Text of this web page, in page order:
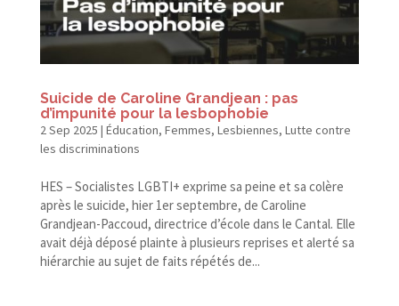
Suicide de Caroline Grandjean : pas
d’impunité pour la lesbophobie
2 Sep 2025 | Éducation, Femmes, Lesbiennes, Lutte contre
les discriminations
HES – Socialistes LGBTI+ exprime sa peine et sa colère
après le suicide, hier 1er septembre, de Caroline
Grandjean-​Paccoud, directrice d’école dans le Cantal. Elle
avait déjà déposé plainte à plusieurs reprises et alerté sa
hiérarchie au sujet de faits répétés de...